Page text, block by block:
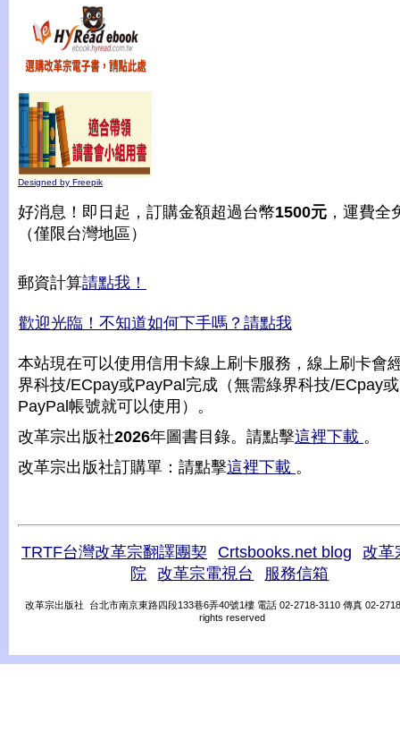
Designed by Freepik
好消息！即日起，訂購金額超過台幣1500元 ，運費全
（僅限台灣地區）
郵資計算請點我！
歡迎光臨！不知道如何下手嗎？請點我
本站現在可以使用信用卡線上刷卡服務，線上刷卡會
界科技/ECpay或PayPal完成（無需綠界科技/ECpay或
PayPal帳號就可以使用）。
改革宗出版社2026年圖書目錄。請點擊這裡下載 。
改革宗出版社訂購單：請點擊這裡下載 。
TRTF台灣改革宗翻譯團契 Crtsbooks.net blog
改革
院
改革宗電視台 服務信箱
改革宗出版社 台北市南京東路四段133巷6弄40號1樓 電話 02-2718-3110 傳真 02-
rights reserved